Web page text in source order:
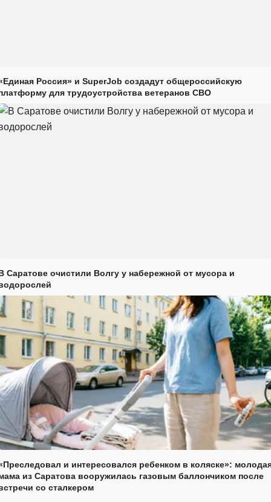
Россия» и SuperJob создадут общероссийскую
для трудоустройства ветеранов СВО
Саратове очистили Волгу у набережной от мусора и
и интересовался ребенком в коляске»:
из Саратова вооружилась газовым баллончиком после
со сталкером